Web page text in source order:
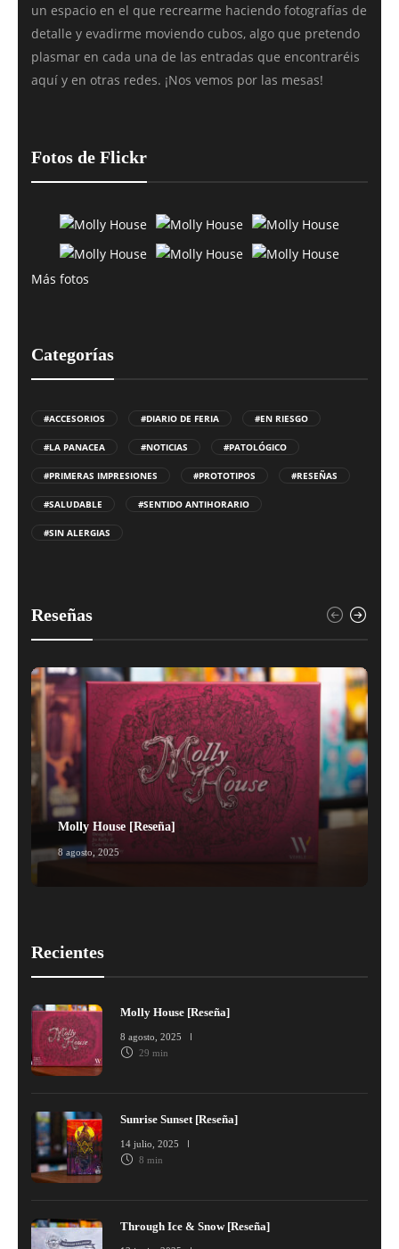
un espacio en el que recrearme haciendo fotografías de
detalle y evadirme moviendo cubos, algo que pretendo
plasmar en cada una de las entradas que encontraréis
aquí y en otras redes. ¡Nos vemos por las mesas!
Fotos de Flickr
Más fotos
Categorías
#ACCESORIOS #DIARIO DE FERIA #EN RIESGO
#LA PANACEA #NOTICIAS #PATOLÓGICO
#PRIMERAS IMPRESIONES #PROTOTIPOS #RESEÑAS
#SALUDABLE #SENTIDO ANTIHORARIO
#SIN ALERGIAS
Reseñas
Molly House [Reseña]
8 agosto, 2025
Recientes
Molly House [Reseña]
8 agosto, 2025
29 min
Sunrise Sunset [Reseña]
14 julio, 2025
8 min
Through Ice & Snow [Reseña]